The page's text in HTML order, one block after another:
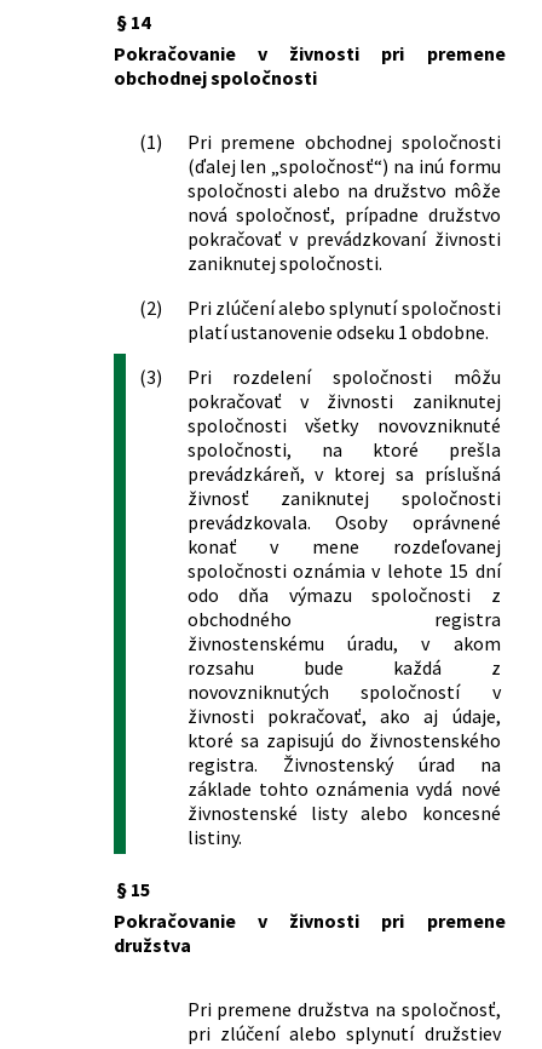
zákonov
274/2015 Z. z.
Zákon, ktorým sa mení a dopĺňa zákon
službe v znení neskorších predpisov a
ktorým sa mení a dopĺňa zákon č.
455/1991 Zb. o živnostenskom
podnikaní (živnostenský zákon) v znení
neskorších predpisov
Zákon, ktorým sa mení a dopĺňa zákon
retransmisii a o zmene zákona č.
195/2000 Z. z. o telekomunikáciách v
znení neskorších predpisov a ktorým sa
menia a dopĺňajú niektoré zákony
Zákon, ktorým sa mení a dopĺňa zákon
č. 58/2014 Z. z. o výbušninách,
výbušných predmetoch a munícii a o
zmene a doplnení niektorých zákonov
a ktorým sa dopĺňa zákon č. 455/1991
Zb. o živnostenskom podnikaní
(živnostenský zákon) v znení
neskorších predpisov
Zákon, ktorým sa mení a dopĺňa zákon
č. 286/2009 Z. z. o fluórovaných
skleníkových plynoch a o zmene a
doplnení niektorých zákonov v znení
neskorších predpisov a ktorým sa
dopĺňa zákon č. 455/1991 Zb. o
živnostenskom podnikaní
(živnostenský zákon) v znení
neskorších predpisov
doplnení niektorých zákonov
412/2015 Z. z.
prevádzky vozidiel v premávke na
pozemných komunikáciách a o zmene
§ 14
Pokračovanie v živnosti pri premene
obchodnej spoločnosti
(1)
Pri premene obchodnej spoločnosti
(ďalej len „spoločnosť“) na inú formu
spoločnosti alebo na družstvo môže
nová spoločnosť, prípadne družstvo
pokračovať v prevádzkovaní živnosti
zaniknutej spoločnosti.
(2)
Pri zlúčení alebo splynutí spoločnosti
platí ustanovenie odseku 1 obdobne.
(3)
Pri rozdelení spoločnosti môžu
pokračovať v živnosti zaniknutej
spoločnosti všetky novovzniknuté
spoločnosti, na ktoré prešla
prevádzkáreň, v ktorej sa príslušná
živnosť zaniknutej spoločnosti
prevádzkovala. Osoby oprávnené
konať v mene rozdeľovanej
spoločnosti oznámia v lehote 15 dní
odo dňa výmazu spoločnosti z
obchodného registra
živnostenskému úradu, v akom
rozsahu bude každá z
novovzniknutých spoločností v
živnosti pokračovať, ako aj údaje,
ktoré sa zapisujú do živnostenského
registra. Živnostenský úrad na
základe tohto oznámenia vydá nové
živnostenské listy alebo koncesné
listiny.
§ 15
Pokračovanie v živnosti pri premene
družstva
Pri premene družstva na spoločnosť,
pri zlúčení alebo splynutí družstiev